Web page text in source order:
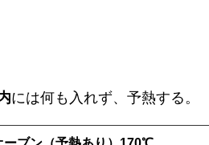
には何も入れず、予熱する。